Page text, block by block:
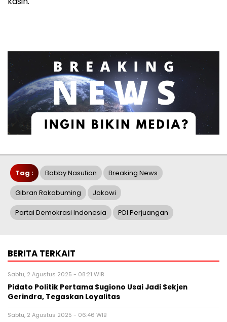
Tag : Bobby Nasution Breaking News
Gibran Rakabuming Jokowi
Partai Demokrasi Indonesia PDI Perjuangan
BERITA TERKAIT
Sabtu, 2 Agustus 2025 - 08:21 WIB
Pidato Politik Pertama Sugiono Usai Jadi Sekjen
Gerindra, Tegaskan Loyalitas
Sabtu, 2 Agustus 2025 - 06:46 WIB